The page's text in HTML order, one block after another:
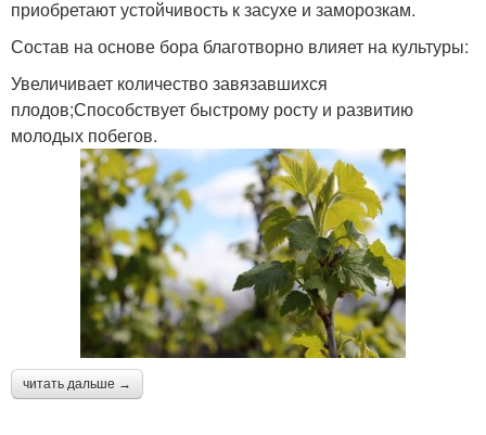
приобретают устойчивость к засухе и заморозкам.
Состав на основе бора благотворно влияет на культуры:
Увеличивает количество завязавшихся
плодов;Способствует быстрому росту и развитию
молодых побегов.
читать дальше →